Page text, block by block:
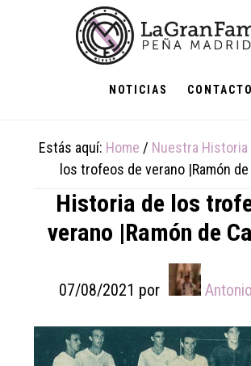
NOTICIAS CONTACTO
Estás aquí: Home / Nuestra Historia
los trofeos de verano |Ramón de
Historia de los
verano |Ramón de
07/08/2021 por